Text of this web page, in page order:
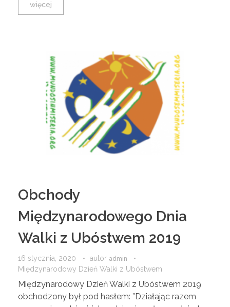
więcej
Obchody
Międzynarodowego Dnia
Walki z Ubóstwem 2019
16 stycznia, 2020 autor admin
Międzynarodowy Dzień Walki z Ubóstwem
Międzynarodowy Dzień Walki z Ubóstwem 2019
obchodzony był pod hasłem: ”Działając razem